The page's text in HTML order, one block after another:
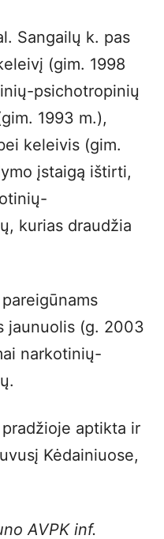
Sangailų k. pas
(gim. 1998
psichotropinių
1993 m.),
keleivis (gim.
įstaigą ištirti,
kurias draudžia
jaunuolis (g. 2003
narkotinių-
aptikta ir
Kėdainiuose,
AVPK inf.